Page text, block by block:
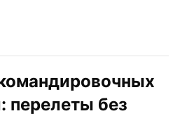
перелеты без